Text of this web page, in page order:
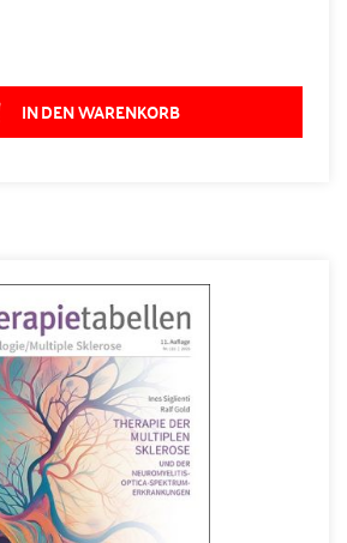
IN DEN WARENKORB